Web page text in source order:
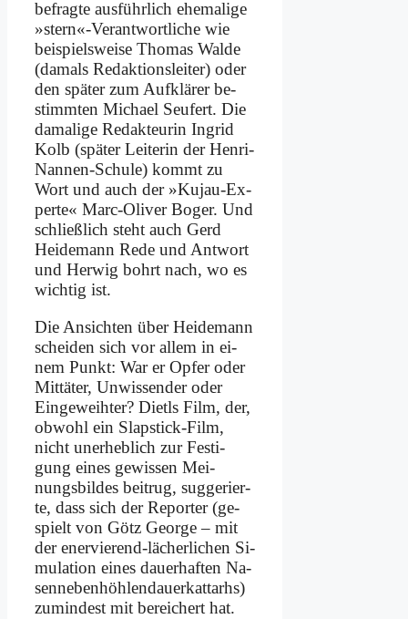
be­frag­te aus­führ­lich ehe­ma­li­ge
»stern«-Verantwortliche wie
bei­spiels­wei­se Tho­mas Wal­de
(da­mals Re­dak­ti­ons­lei­ter) oder
den spä­ter zum Auf­klä­rer be­
stimm­ten Mi­cha­el Se­ufert. Die
da­ma­li­ge Re­dak­teu­rin In­grid
Kolb (spä­ter Lei­te­rin der Hen­ri-
Nan­nen-Schu­le) kommt zu
Wort und auch der »Ku­jau-Ex­
per­te« Marc-Oli­ver Bo­ger. Und
schließ­lich steht auch Gerd
Hei­de­mann Re­de und Ant­wort
und Her­wig bohrt nach, wo es
wich­tig ist.
Die An­sich­ten über Hei­de­mann
schei­den sich vor al­lem in ei­
nem Punkt: War er Op­fer oder
Mit­tä­ter, Un­wis­sen­der oder
Ein­ge­weih­ter? Dietls Film, der,
ob­wohl ein Slap­stick-Film,
nicht un­er­heb­lich zur Fe­sti­
gung ei­nes ge­wis­sen Mei­
nungs­bil­des bei­trug, sug­ge­rier­
te, dass sich der Re­por­ter (ge­
spielt von Götz Ge­or­ge – mit
der ener­vie­rend-lä­cher­li­chen Si­
mu­la­ti­on ei­nes dau­er­haf­ten Na­
sen­ne­ben­höh­len­dau­er­k­at­tarhs)
zu­min­dest mit be­rei­chert hat.